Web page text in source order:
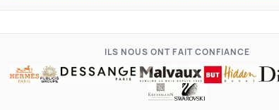
ILS NOUS ONT FAIT CONFIANCE